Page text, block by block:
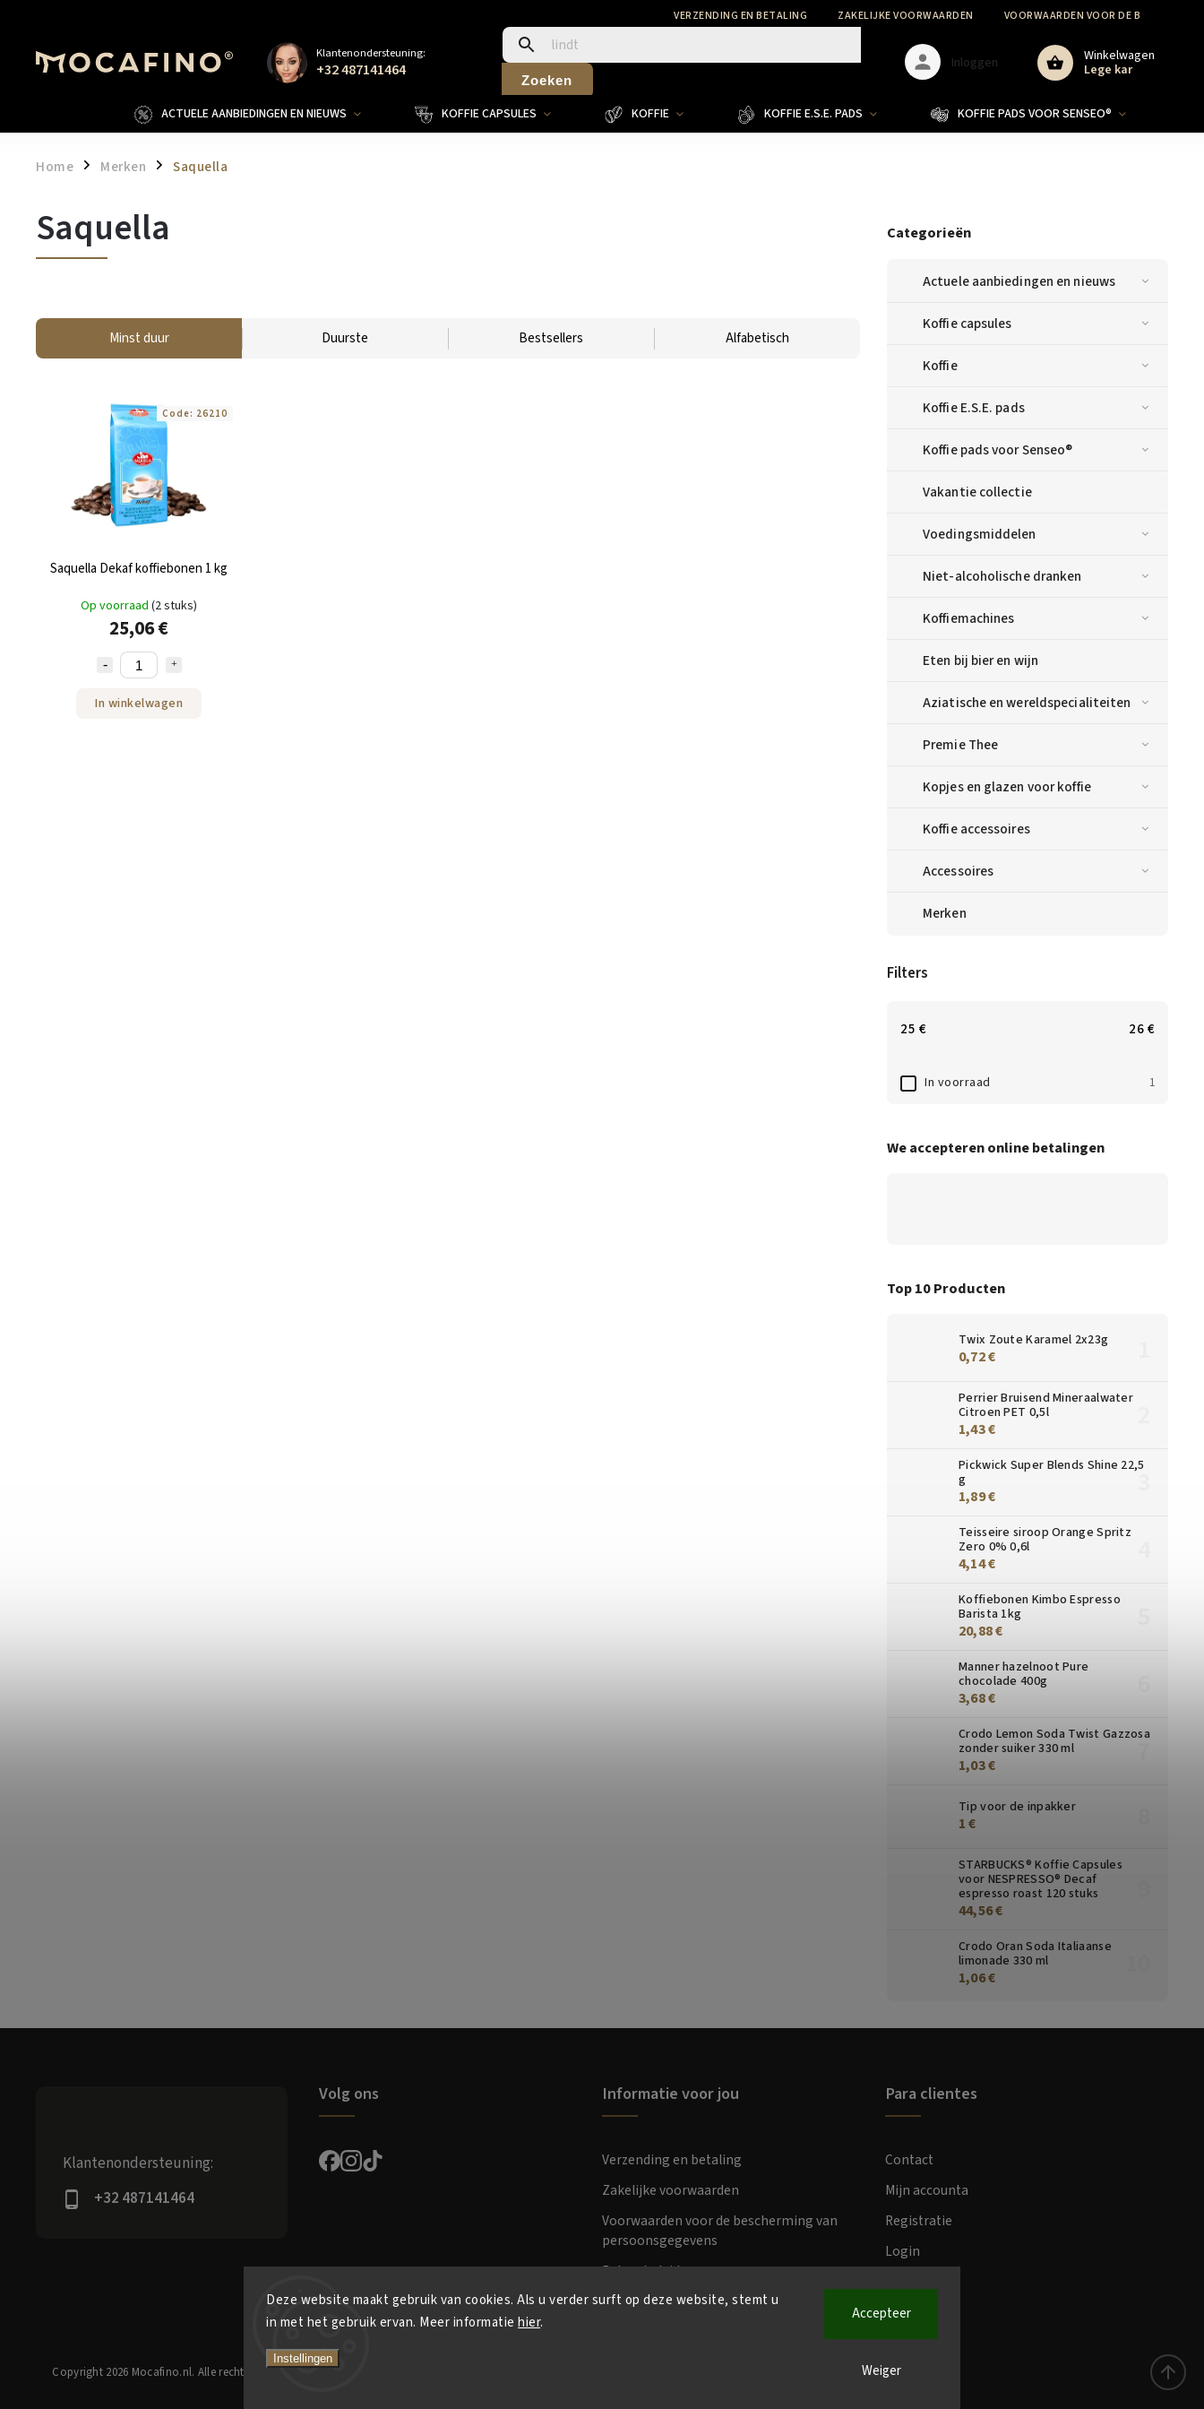
Deze website maakt gebruik van cookies. Als u verder surft op deze website, stemt u
in met het gebruik ervan. Meer informatie hier.
Instellingen
Weiger
Accepteer
VERZENDING EN BETALING ZAKELIJKE VOORWAARDEN VOORWAARDEN VOOR DE
Klantenondersteuning:
+32 487141464 Zoeken
Winkelwagen
Lege kar
Inloggen
ACTUELE AANBIEDINGEN EN NIEUWS KOFFIE CAPSULES KOFFIE KOFFIE E.S.E. PADS KOFFIE PADS VOOR SENSEO®
Home / Merken / Saquella
Categorieën
Actuele aanbiedingen en nieuws
Koffie capsules
Koffie
Koffie E.S.E. pads
Koffie pads voor Senseo®
Vakantie collectie
Voedingsmiddelen
Niet-alcoholische dranken
Koffiemachines
Eten bij bier en wijn
Aziatische en wereldspecialiteiten
Premie Thee
Kopjes en glazen voor koffie
Koffie accessoires
Accessoires
Merken
Filters
25 € 26€
In voorraad 1
We accepteren online betalingen
Top 10 Producten
Twix Zoute Karamel 2x23g
0,72 €
Perrier Bruisend Mineraalwater
Citroen PET 0,5l
1,43 €
Pickwick Super Blends Shine 22,5
g
1,89 €
Teisseire siroop Orange Spritz
Zero 0% 0,6l
4,14 €
Koffiebonen Kimbo Espresso
Barista 1kg
20,88 €
Manner hazelnoot Pure
chocolade 400g
3,68 €
Crodo Lemon Soda Twist Gazzosa
zonder suiker 330 ml
1,03 €
Tip voor de inpakker
1 €
STARBUCKS® Koffie Capsules
voor NESPRESSO® Decaf
espresso roast 120 stuks
44,56 €
Crodo Oran Soda Italiaanse
limonade 330 ml
1,06 €
Saquella
Minst duur Duurste Bestsellers Alfabetisch
Saquella Dekaf koffiebonen 1 kg
Op voorraad (2 stuks)
25,06 €
In winkelwagen
Code: 26210
Klantenondersteuning:
+32 487141464
Volg ons Informatie voor jou
Verzending en betaling
Zakelijke voorwaarden
Voorwaarden voor de bescherming van
persoonsgegevens
Retourbeleid
Para clientes
Contact
Mijn accounta
Registratie
Login
Copyright 2026 Mocafino.nl. Alle rechten voorbehouden.